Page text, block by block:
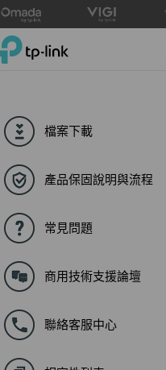
TP-Link, Reliably Smart
檔案下載
產品保固說明與流程
常見問題
商用技術支援論壇
聯絡客服中心